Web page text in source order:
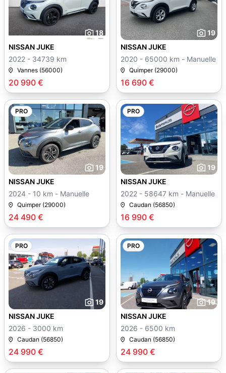
18
20 990 €
NISSAN JUKE
2022 - 34739 km
Vannes (56000)
19
16 690 €
NISSAN JUKE
2020 - 65000 km - Manuelle
Quimper (29000)
PRO
19
24 490 €
NISSAN JUKE
2024 - 10 km - Manuelle
Quimper (29000)
PRO
19
16 990 €
NISSAN JUKE
2022 - 58647 km - Manuelle
Caudan (56850)
PRO
19
24 990 €
NISSAN JUKE
2026 - 3000 km
Caudan (56850)
PRO
19
24 990 €
NISSAN JUKE
2026 - 6500 km
Caudan (56850)